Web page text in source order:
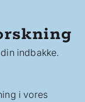
indbakke.
i vores